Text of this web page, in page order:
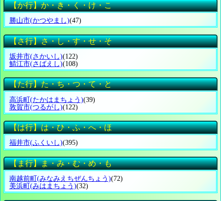
【か行】か・き・く・け・こ
勝山市(かつやまし)(47)
【さ行】さ・し・す・せ・そ
坂井市(さかいし)(122)
鯖江市(さばえし)(108)
【た行】た・ち・つ・て・と
高浜町(たかはまちょう)(39)
敦賀市(つるがし)(122)
【は行】は・ひ・ふ・へ・ほ
福井市(ふくいし)(395)
【ま行】ま・み・む・め・も
南越前町 (みなみえちぜんちょう)(72)
美浜町 (みはまちょう)(32)